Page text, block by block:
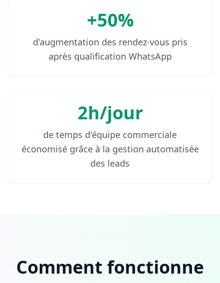
+50%
d'augmentation des rendez-vous pris
après qualification WhatsApp
2h/jour
de temps d'équipe commerciale
économisé grâce à la gestion automatisée
des leads
Comment fonctionne